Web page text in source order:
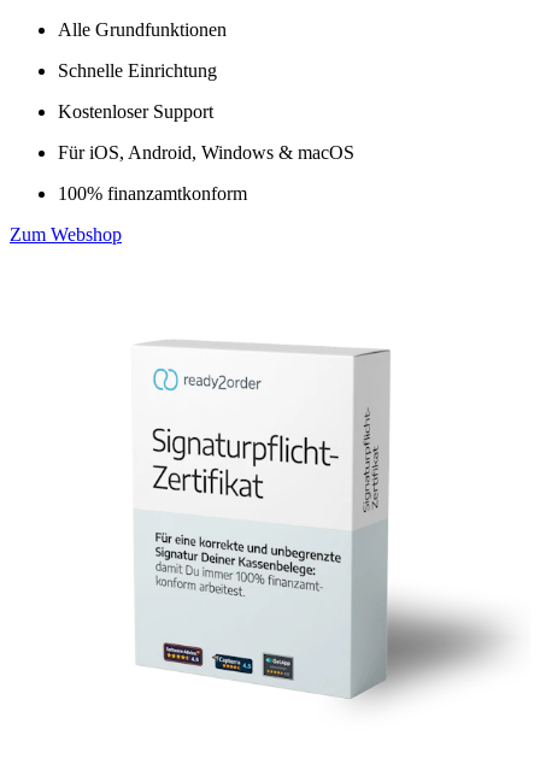
Alle Grundfunktionen
Schnelle Einrichtung
Kostenloser Support
Für iOS, Android, Windows & macOS
100% finanzamtkonform
Zum Webshop